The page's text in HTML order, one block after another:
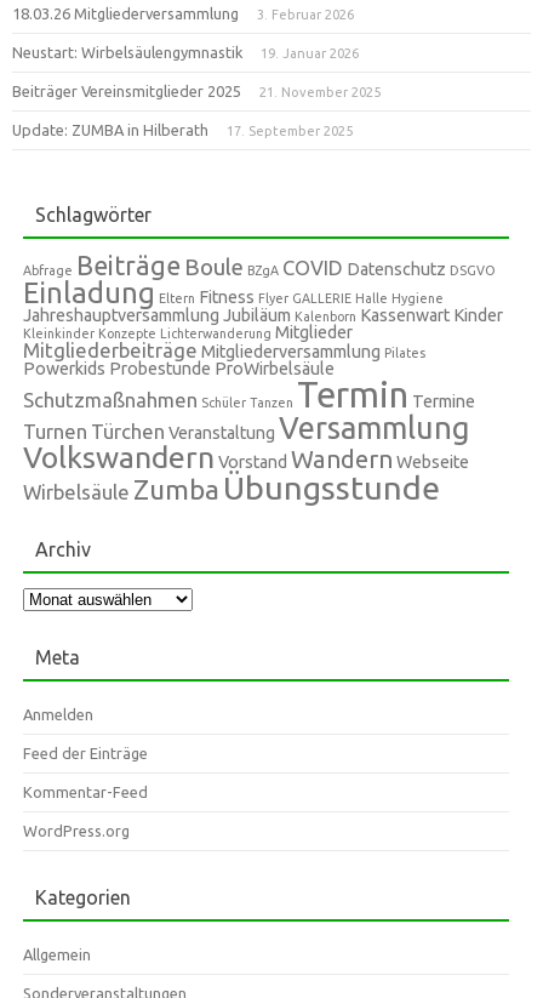
18.03.26 Mitgliederversammlung 3. Februar 2026
Neustart: Wirbelsäulengymnastik 19. Januar 2026
Beiträger Vereinsmitglieder 2025 21. November 2025
Update: ZUMBA in Hilberath 17. September 2025
Schlagwörter
Abfrage Beiträge Boule BZgA COVID Datenschutz DSGVO
Einladung Eltern Fitness Flyer GALLERIE Halle Hygiene
Jahreshauptversammlung Jubiläum Kalenborn Kassenwart Kinder
Kleinkinder Konzepte Lichterwanderung Mitglieder
Mitgliederbeiträge Mitgliederversammlung Pilates
Powerkids Probestunde ProWirbelsäule
Schutzmaßnahmen Schüler Tanzen Termin Termine
Turnen Türchen Veranstaltung Versammlung
Volkswandern Vorstand Wandern Webseite
Wirbelsäule Zumba Übungsstunde
Archiv
Archiv
Meta
Anmelden
Feed der Einträge
Kommentar-Feed
WordPress.org
Kategorien
Allgemein
Sonderveranstaltungen